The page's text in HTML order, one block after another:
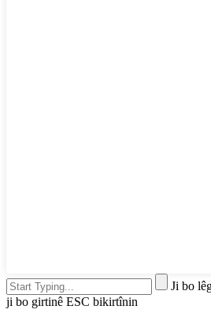
Ji bo
ji bo girtinê ESC bikirtînin